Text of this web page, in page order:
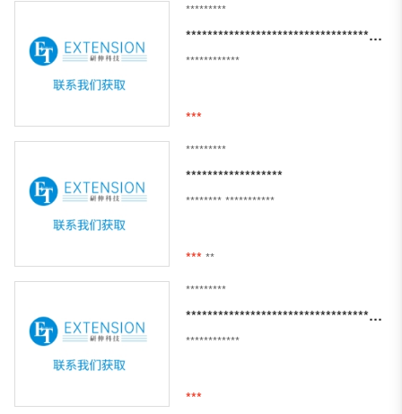
*********
********************************************************************
************
***
*********
******************
******** ***********
*** **
*********
****************************************
************
***